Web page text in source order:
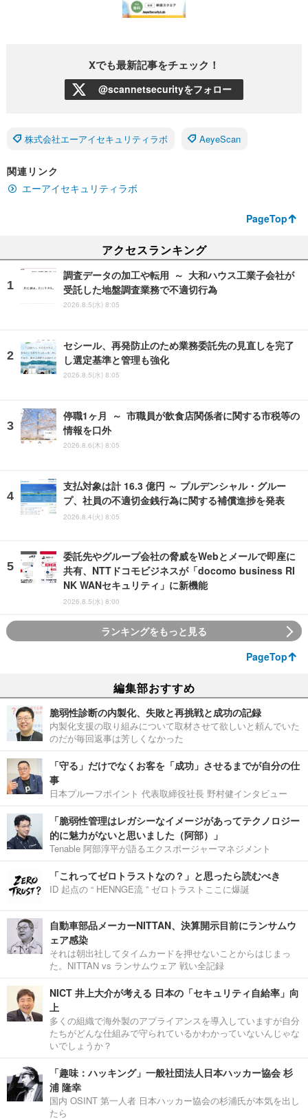
Xでも最新記事をチェック！
@scannetsecurityをフォロー
株式会社エーアイセキュリティラボ AeyeScan
関連リンク
エーアイセキュリティラボ
PageTop
アクセスランキング
調査データの加工や転用 ～ 大和ハウス工業子会社が
受託した地盤調査業務で不適切行為
2026.8.5(水) 8:05
セシール、再発防止のため業務委託先の見直しを完了
し選定基準と管理も強化
2026.8.5(水) 8:05
停職1ヶ月 ～ 市職員が飲食店関係者に関する市税等の
情報を口外
2026.8.6(木) 8:05
支払対象は計 16.3 億円 ～ プルデンシャル・グルー
プ、社員の不適切金銭行為に関する補償進捗を発表
2026.8.4(火) 8:05
委託先やグループ会社の脅威をWebとメールで即座に
共有、NTTドコモビジネスが「docomo business RI
NK WANセキュリティ」に新機能
2026.8.5(水) 8:00
ランキングをもっと見る
PageTop
編集部おすすめ
脆弱性診断の内製化、失敗と再挑戦と成功の記録
内製化支援の取り組みについて取材させて欲しいと頼んでいた
のだが毎回返事は芳しくなかった
「守る」だけでなくお客を「成功」させるまでが自分の仕
事
日本プルーフポイント 代表取締役社長 野村健インタビュー
「脆弱性管理はレガシーなイメージがあってテクノロジー
的に魅力がないと思いました（阿部）」
Tenable 阿部淳平が語るエクスポージャーマネジメント
「これってゼロトラストなの？」と思ったら読むべき
ID 起点の “ HENNGE流 ” ゼロトラストここに爆誕
自動車部品メーカーNITTAN、決算開示目前にランサムウ
ェア感染
それは朝出社してタイムカードを押せないことからはじまっ
た。NITTAN vs ランサムウェア 戦い全記録
NICT 井上大介が考える 日本の「セキュリティ自給率」向
上
多くの組織で海外製のアプライアンスを導入していますが自分
たちがどんな仕組みで守られているかわかっていないんじゃな
いでしょうか？
「趣味：ハッキング」一般社団法人日本ハッカー協会 杉
浦 隆幸
国内 OSINT 第一人者 日本ハッカー協会の杉浦氏が本気を出し
たら